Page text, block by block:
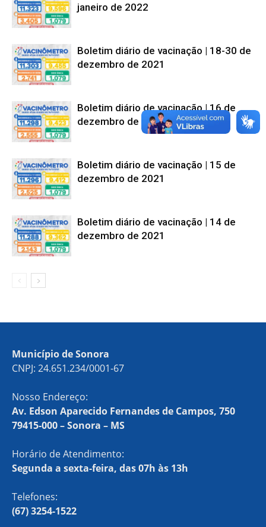
janeiro de 2022
Boletim diário de vacinação | 18-30 de
dezembro de 2021
Boletim diário de vacinação | 16 de
dezembro de 2021
Boletim diário de vacinação | 15 de
dezembro de 2021
Boletim diário de vacinação | 14 de
dezembro de 2021
Município de Sonora
CNPJ: 24.651.234/0001-67
Nosso Endereço:
Av. Edson Aparecido Fernandes de Campos, 750
79415-000 – Sonora – MS
Horário de Atendimento:
Segunda a sexta-feira, das 07h às 13h
Telefones:
(67) 3254-1522